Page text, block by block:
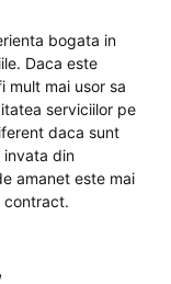
bogata in
Daca este
mult mai usor sa
serviciilor pe
daca sunt
invata din
amanet este mai
contract.
,